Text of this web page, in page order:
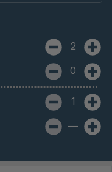
2
0
1
—